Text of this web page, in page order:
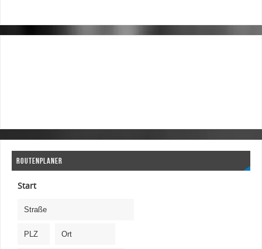
ROUTENPLANER
Start